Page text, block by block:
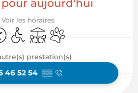
pour aujourd'hui
Voir les horaires
Accès handicapés
TerrasseAnimaux acceptés
autre(s) prestation(s)
46 52 54 ▒▒